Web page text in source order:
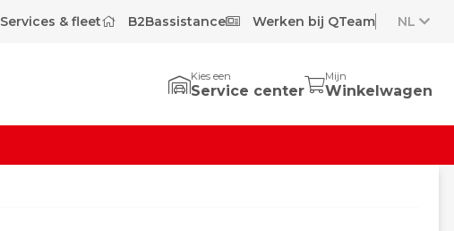
Services & fleet B2Bassistance Werken bij QTeam NL
Kies een
Service center
Mijn
Winkelwagen